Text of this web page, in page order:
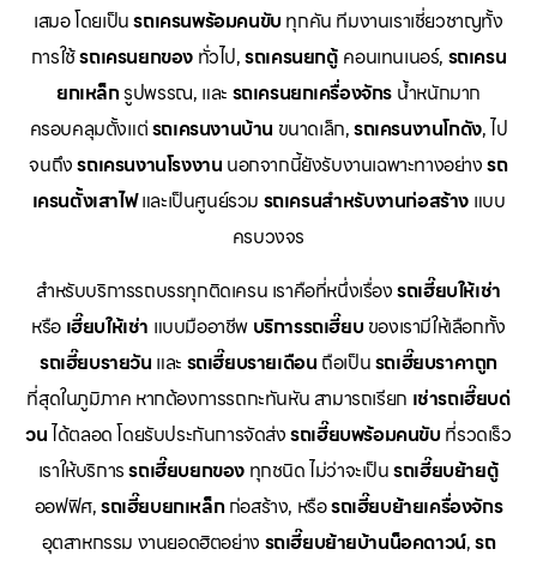
เสมอ โดยเป็นรถเครนพร้อมคนขับ ทุกคัน ทีมงานเราเชี่ยวชาญทั้ง
การใช้รถเครนยกของ ทั่วไป,รถเครนยกตู้ คอนเทนเนอร์, รถเครน
ยกเหล็กรูปพรรณ, และ รถเครนยกเครื่องจักร น้ำหนักมาก
ครอบคลุมตั้งแต่รถเครนงานบ้าน ขนาดเล็ก,รถเครนงานโกดัง, ไป
จนถึงรถเครนงานโรงงาน นอกจากนี้ยังรับงานเฉพาะทางอย่างรถ
เครนตั้งเสาไฟและเป็นศูนย์รวม รถเครนสำหรับงานก่อสร้าง แบบ
ครบวงจร
สำหรับบริการรถบรรทุกติดเครน เราคือที่หนึ่งเรื่องรถเฮี๊ยบให้เช่า
หรือ เฮี๊ยบให้เช่า แบบมืออาชีพ บริการรถเฮี๊ยบ ของเรามีให้เลือกทั้ง
รถเฮี๊ยบรายวัน และ รถเฮี๊ยบรายเดือน ถือเป็นรถเฮี๊ยบราคาถูก
ที่สุดในภูมิภาค หากต้องการรถกะทันหัน สามารถเรียก เช่ารถเฮี๊ยบด่
วนได้ตลอด โดยรับประกันการจัดส่งรถเฮี๊ยบพร้อมคนขับ ที่รวดเร็ว
เราให้บริการรถเฮี๊ยบยกของ ทุกชนิด ไม่ว่าจะเป็นรถเฮี๊ยบย้ายตู้
ออฟฟิศ,รถเฮี๊ยบยกเหล็กก่อสร้าง, หรือรถเฮี๊ยบย้ายเครื่องจักร
อุตสาหกรรม งานยอดฮิตอย่าง รถเฮี๊ยบย้ายบ้านน็อคดาวน์,รถ